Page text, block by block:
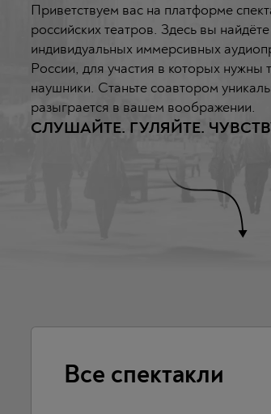
Приветствуем вас на платформе
российских театров. Здесь вы
индивидуальных иммерсивных
России, для участия в которых нужны
наушники. Станьте соавтором
разыграется в вашем воображении.
СЛУШАЙТЕ. ГУЛЯЙТЕ.
Все спектакли